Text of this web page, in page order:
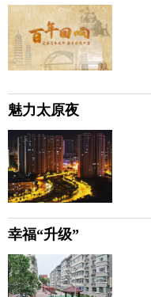
魅力太原夜
幸福“升级”